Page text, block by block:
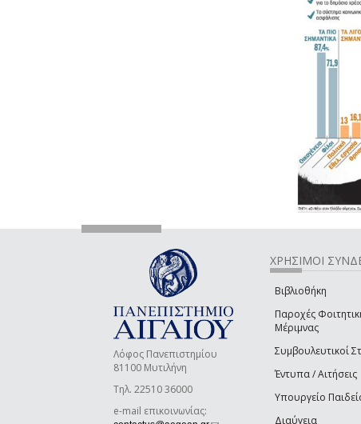
Λόφος Πανεπιστημίου
81100 Μυτιλήνη
Τηλ. 22510 36000
e-mail επικοινωνίας:
ΧΡΗΣΙΜΟΙ
Βιβλιοθήκη
Παροχές
Μέριμνας
Συμβουλευτικοί
Έντυπα / Αιτήσεις
Υπουργείο
Διαύγεια